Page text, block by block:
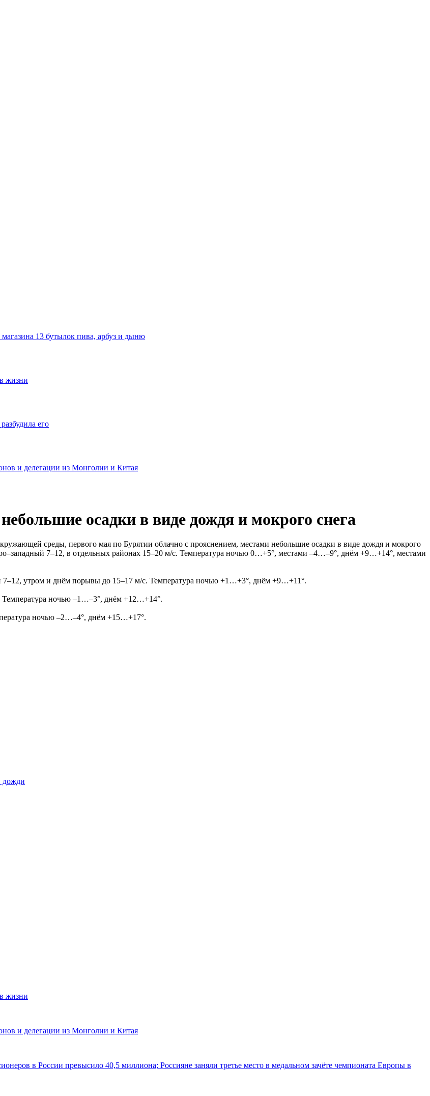
13 бутылок пива, арбуз и дыню
жизни
его
и делегации из Монголии и Китая
осадки в виде дождя и мокрого снега
среды, первого мая по Бурятии облачно с прояснением, местами небольшие осадки в виде дождя и мокрого
7–12, в отдельных районах 15–20 м/с. Температура ночью 0…+5°, местами –4…–9°, днём +9…+14°, местами
утром и днём порывы до 15–17 м/с. Температура ночью +1…+3°, днём +9…+11°.
Температура ночью –1…–3°, днём +12…+14°.
ночью –2…–4°, днём +15…+17°.
дожди
жизни
и делегации из Монголии и Китая
в России превысило 40,5 миллиона; Россияне заняли третье место в медальном зачёте чемпионата Европы в